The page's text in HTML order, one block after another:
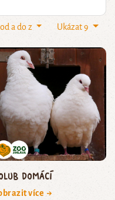
Ukázat 9
a do z
domácí
více →